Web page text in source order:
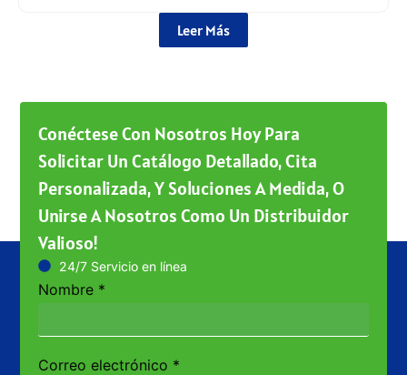
Leer Más
Conéctese Con Nosotros Hoy Para
Solicitar Un Catálogo Detallado, Cita
Personalizada, Y Soluciones A Medida, O
Unirse A Nosotros Como Un Distribuidor
Valioso!
24/7 Servicio en línea
Nombre *
Correo electrónico *